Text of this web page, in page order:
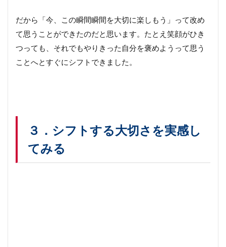
だから「今、この瞬間瞬間を大切に楽しもう」って改め
て思うことができたのだと思います。たとえ笑顔がひき
つっても、それでもやりきった自分を褒めようって思う
ことへとすぐにシフトできました。
３．シフトする大切さを実感し
てみる